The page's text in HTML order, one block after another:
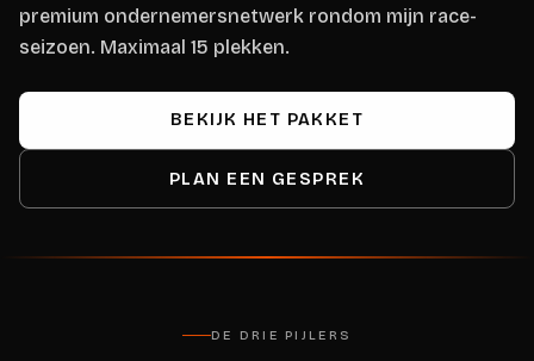
premium ondernemersnetwerk rondom mijn race-
seizoen. Maximaal 15 plekken.
BEKIJK HET PAKKET
PLAN EEN GESPREK
DE DRIE PIJLERS